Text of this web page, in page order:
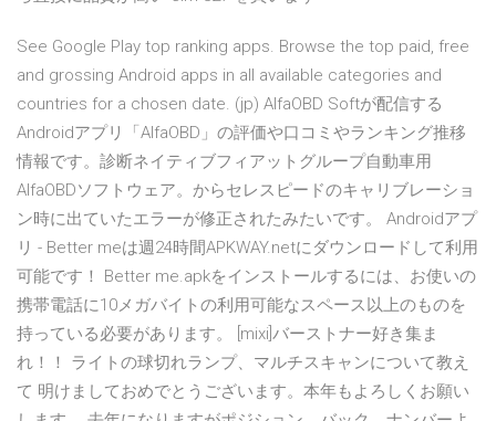
See Google Play top ranking apps. Browse the top paid, free
and grossing Android apps in all available categories and
countries for a chosen date. (jp) AlfaOBD Softが配信する
Androidアプリ「AlfaOBD」の評価や口コミやランキング推移
情報です。診断ネイティブフィアットグループ自動車用
AlfaOBDソフトウェア。からセレスピードのキャリブレーショ
ン時に出ていたエラーが修正されたみたいです。 Androidアプ
リ - Better meは週24時間APKWAY.netにダウンロードして利用
可能です！ Better me.apkをインストールするには、お使いの
携帯電話に10メガバイトの利用可能なスペース以上のものを
持っている必要があります。 [mixi]バーストナー好き集ま
れ！！ ライトの球切れランプ、マルチスキャンについて教え
て 明けましておめでとうございます。本年もよろしくお願い